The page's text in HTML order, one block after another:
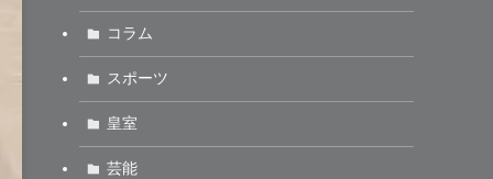
コラム
スポーツ
皇室
芸能